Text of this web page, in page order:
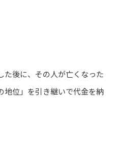
た後に、その人が亡くなった
地位」を引き継いで代金を納